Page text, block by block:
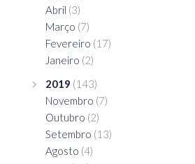
Abril (3)
Março (7)
Fevereiro (17)
Janeiro (2)
2019 (143)
Novembro (7)
Outubro (2)
Setembro (13)
Agosto (4)